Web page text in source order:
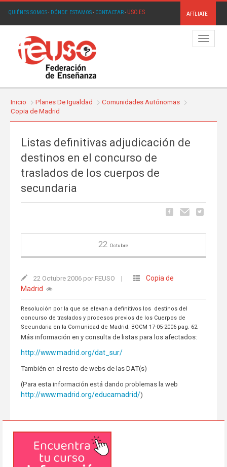
QUIÉNES SOMOS· DÓNDE ESTAMOS· CONTACTAR· USO.ES AFÍLIATE
Menú
Inicio Planes De Igualdad
Comunidades Autónomas
Copia de Madrid
Listas definitivas adjudicación de
destinos en el concurso de
traslados de los cuerpos de
secundaria
22 Octubre
22 Octubre 2006 por FEUSO |
Copia de
Madrid
Resolución por la que se elevan a definitivos los destinos del
concurso de traslados y procesos previos de los Cuerpos de
Secundaria en la Comunidad de Madrid. BOCM 17-05-2006 pag. 62.
Más información en y consulta de listas para los afectados:
http://www.madrid.org/dat_sur/
También en el resto de webs de las DAT(s)
(Para esta información está dando problemas la web
http://www.madrid.org/educamadrid/)